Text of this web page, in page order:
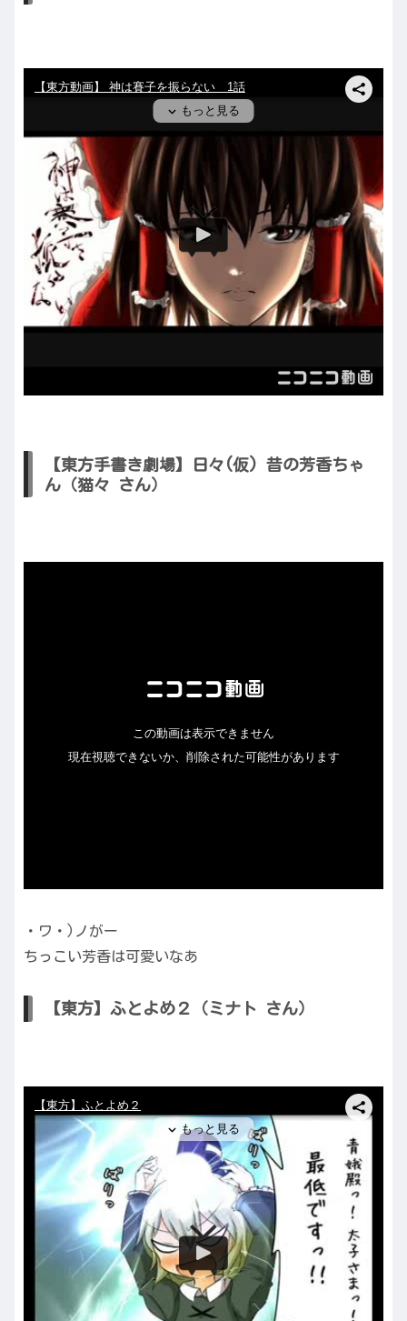
【東方手書き劇場】日々(仮) 昔の芳香ちゃ
ん（猫々 さん）
・ワ・)ノがー
ちっこい芳香は可愛いなあ
【東方】ふとよめ２（ミナト さん）